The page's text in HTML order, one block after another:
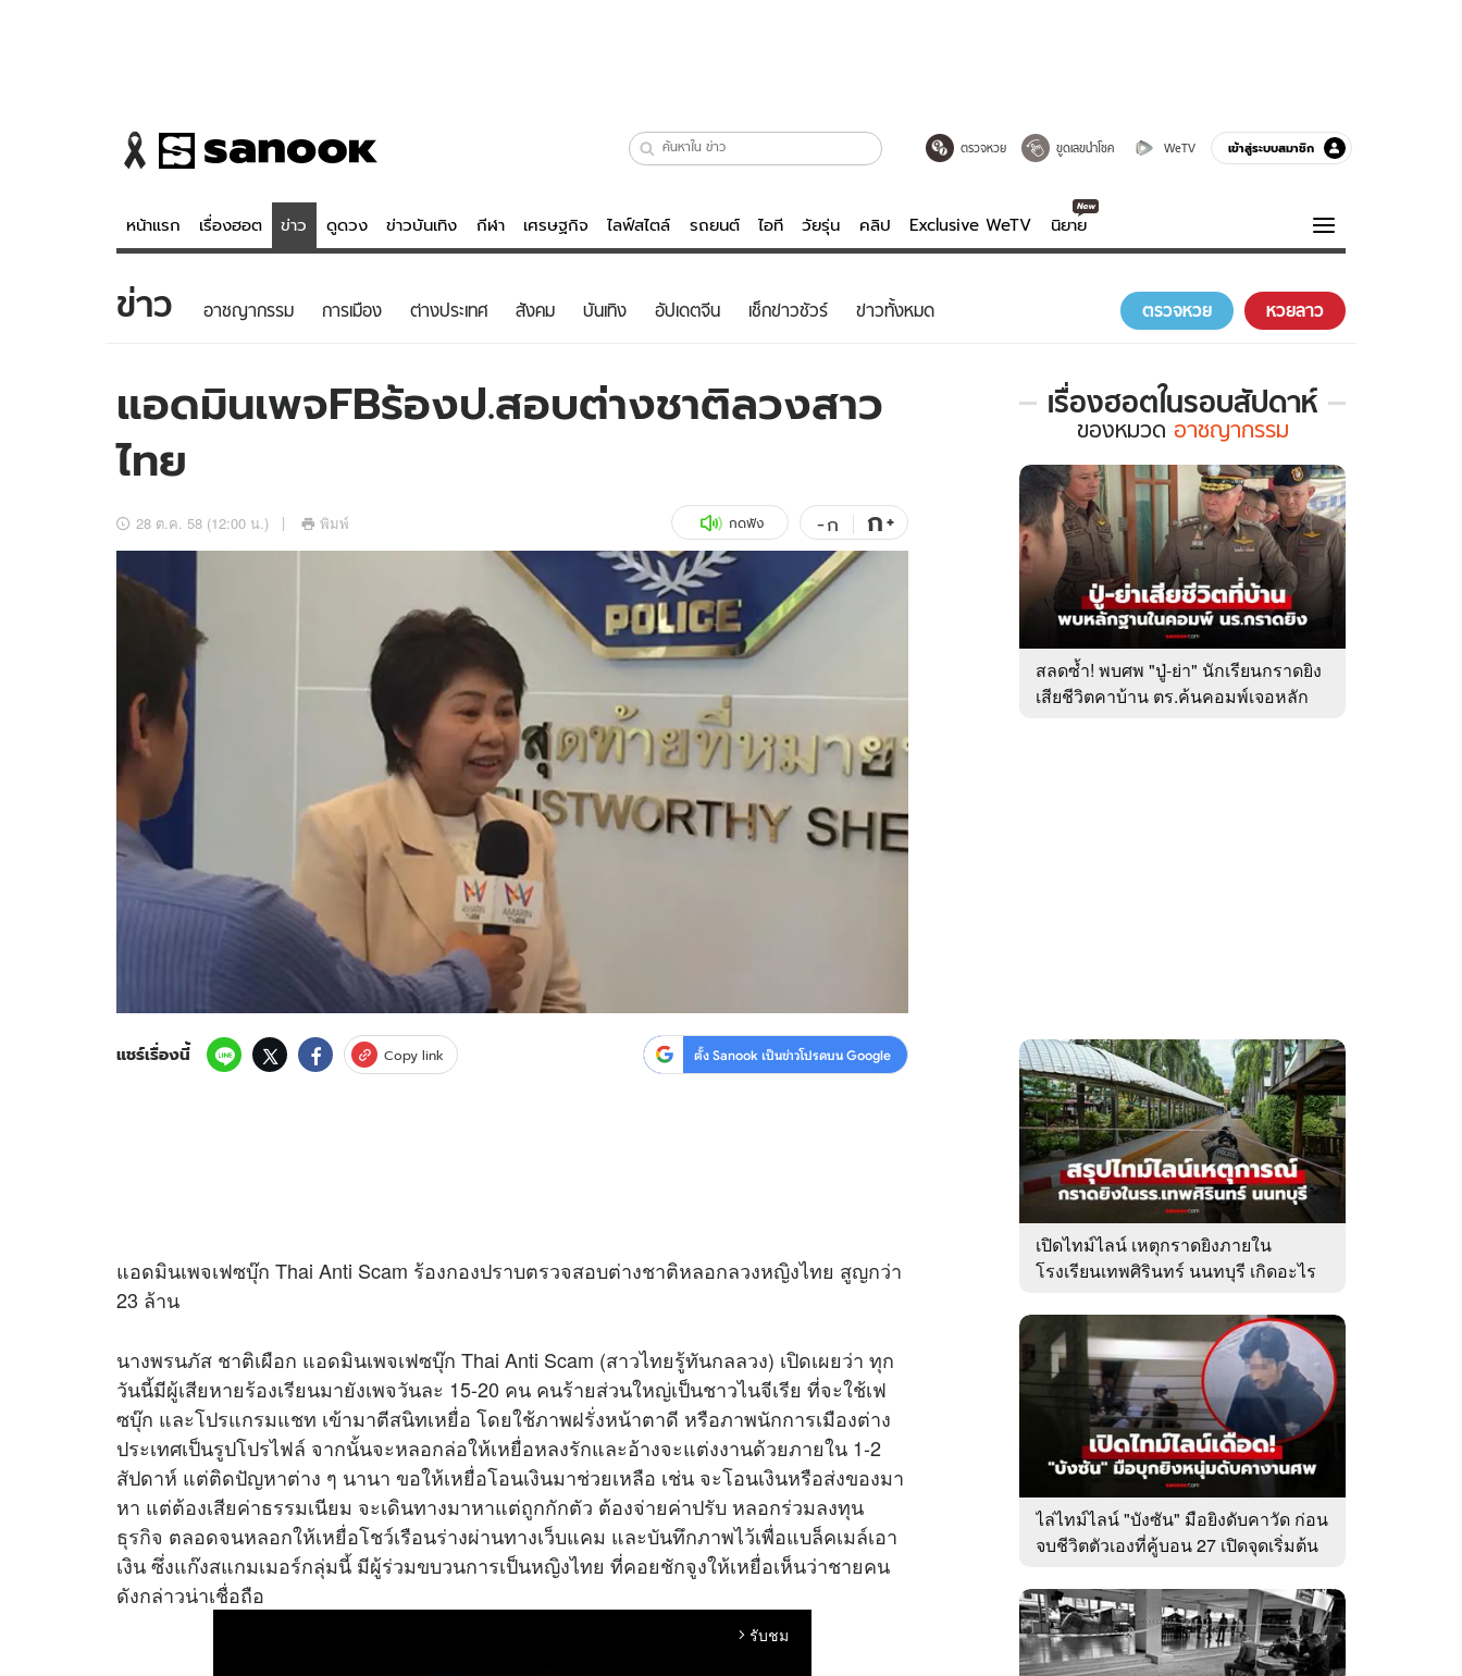
ตรวจหวย ขูดเลขนำโชค WeTV เข้าสู่ระบบสมาชิก
หน้าแรก เรื่องฮอต ข่าว ดูดวง ข่าวบันเทิง กีฬา เศรษฐกิจ ไลฟ์สไตล์ รถยนต์ ไอที วัยรุ่น คลิป Exclusive WeTV นิยาย
ข่าว
ข่าวบันเทิง
ข่าวกีฬา
ข่าวเศรษฐกิจ
อัปเดตจีน
เช็กข่าวชัวร์
ดูดวง - ตรวจหวย
สถิติหวยไทย
ไลฟ์สไตล์
วัยรุ่น
สุขภาพ
เที่ยว-กิน
Tasteful Thailand
Sanook Choice
บันเทิงครบรส
ดูทีวี
WeTV
ความรู้รอบตัว
ฮาวทู
ดาวน์โหลดสนุกแอปฟรี ติดตามสนุกโซเชียลได้ที่
สงวนลิขสิทธิ์ © บริษัท อิมเมจ ฟิวเจอร์ (ประเทศไทย) จำกัด
ข่าว อาชญากรรม การเมือง ต่างประเทศ สังคม บันเทิง อัปเดตจีน เช็กข่าวชัวร์ ข่าวทั้งหมด ตรวจหวย หวยลาว
แอดมินเพจFBร้องป.สอบต่างชาติลวงสาว
ไทย
28 ต.ค. 58 (12:00 น.) พิมพ์ กดฟัง -ก ก+
แชร์เรื่องนี้ Copy link ตั้ง Sanook เป็นข่าวโปรดบน Google
แอดมินเพจเฟซบุ๊ก Thai Anti Scam ร้องกองปราบตรวจสอบต่างชาติหลอกลวงหญิงไทย สูญกว่า
23 ล้าน
นางพรนภัส ชาติเผือก แอดมินเพจเฟซบุ๊ก Thai Anti Scam (สาวไทยรู้ทันกลลวง) เปิดเผยว่า ทุก
วันนี้มีผู้เสียหายร้องเรียนมายังเพจวันละ 15-20 คน คนร้ายส่วนใหญ่เป็นชาวไนจีเรีย ที่จะใช้เฟ
ซบุ๊ก และโปรแกรมแชท เข้ามาตีสนิทเหยื่อ โดยใช้ภาพฝรั่งหน้าตาดี หรือภาพนักการเมืองต่าง
ประเทศเป็นรูปโปรไฟล์ จากนั้นจะหลอกล่อให้เหยื่อหลงรักและอ้างจะแต่งงานด้วยภายใน 1-2
สัปดาห์ แต่ติดปัญหาต่าง ๆ นานา ขอให้เหยื่อโอนเงินมาช่วยเหลือ เช่น จะโอนเงินหรือส่งของมา
หา แต่ต้องเสียค่าธรรมเนียม จะเดินทางมาหาแต่ถูกกักตัว ต้องจ่ายค่าปรับ หลอกร่วมลงทุน
ธุรกิจ ตลอดจนหลอกให้เหยื่อโชว์เรือนร่างผ่านทางเว็บแคม และบันทึกภาพไว้เพื่อแบล็คเมล์เอา
เงิน ซึ่งแก๊งสแกมเมอร์กลุ่มนี้ มีผู้ร่วมขบวนการเป็นหญิงไทย ที่คอยชักจูงให้เหยื่อเห็นว่าชายคน
ดังกล่าวน่าเชื่อถือ
arrow_forward_ios รับชม
เรื่องฮอตในรอบสัปดาห์
เรื่อง
ใน
รอบ
สัปดาห์
ของ
หมวด
อาชญากรรม
ของหมวด อาชญากรรม
สลดซ้ำ! พบศพ "ปู่-ย่า" นักเรียนกราดยิง
เสียชีวิตคาบ้าน ตร.ค้นคอมพ์เจอหลัก
เปิดไทม์ไลน์ เหตุกราดยิงภายใน
โรงเรียนเทพศิรินทร์ นนทบุรี เกิดอะไร
ไล่ไทม์ไลน์ "บังซัน" มือยิงดับคาวัด ก่อน
จบชีวิตตัวเองที่คู้บอน 27 เปิดจุดเริ่มต้น